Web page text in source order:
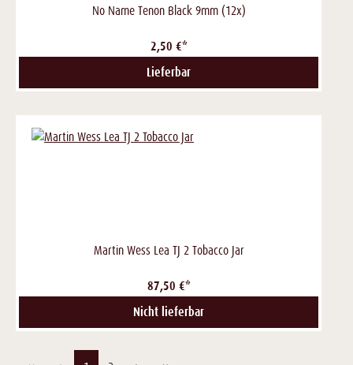
No Name Tenon Black 9mm (12x)
2,50 €*
Lieferbar
Martin Wess Lea TJ 2 Tobacco Jar
87,50 €*
Nicht lieferbar